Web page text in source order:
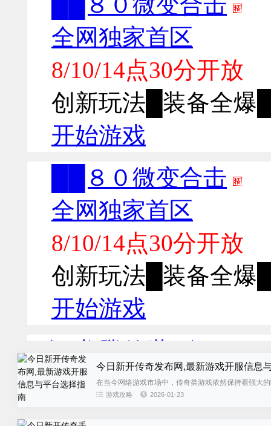
今日新开传奇发布网,最新游戏开服信息
在当今网络游戏市场中，传奇类游戏依然保持着强大
开服信息的重要平台。本文将全面...
游戏攻略 2026-01-23